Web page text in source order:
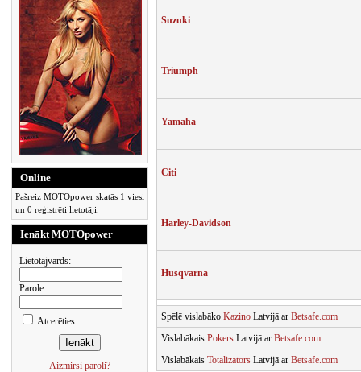
Online
Pašreiz MOTOpower skatās 1 viesi
un 0 reģistrēti lietotāji.
Ienākt MOTOpower
Lietotājvārds:
Parole:
Atcerēties
Aizmirsi paroli?
Suzuki
Triumph
Yamaha
Citi
Harley-Davidson
Husqvarna
Spēlē vislabāko Kazino Latvijā ar Betsafe.com
Vislabākais Pokers Latvijā ar Betsafe.com
Vislabākais Totalizators Latvijā ar Betsafe.com